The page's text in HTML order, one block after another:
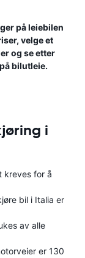
på leiebilen
velge et
og se etter
bilutleie.
i
kreves for å
bil i Italia er
av alle
er 130